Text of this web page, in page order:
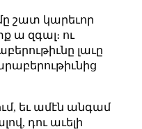
շատ կարեւոր
ա զգալ։ ու
լաւը
եւ ամէն անգամ
դու աւելի